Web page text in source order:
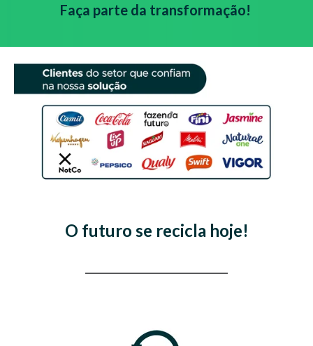
Faça parte da transformação!
O futuro se recicla hoje!